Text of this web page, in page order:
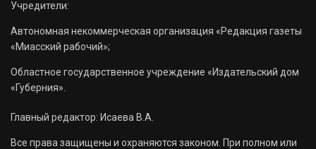
Учредители:
Автономная некоммерческая организация «Редакция газеты
«Миасский рабочий»;
Областное государственное учреждение «Издательский дом
«Губерния».
Главный редактор: Исаева В.А.
Все права защищены и охраняются законом. При полном или